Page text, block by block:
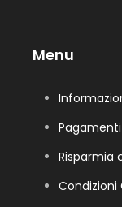
Menu
Risparmia
Condizioni